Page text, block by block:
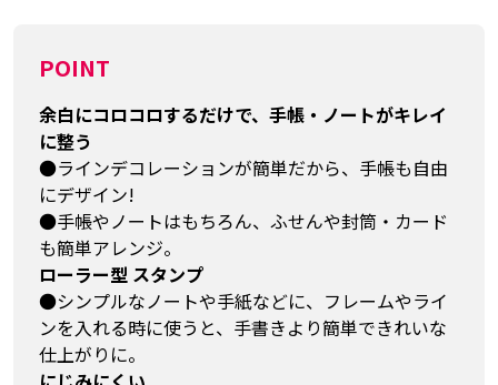
POINT
余白にコロコロするだけで、手帳・ノートがキレイ
に整う
●ラインデコレーションが簡単だから、手帳も自由
にデザイン!
●手帳やノートはもちろん、ふせんや封筒・カード
も簡単アレンジ。
ローラー型 スタンプ
●シンプルなノートや手紙などに、フレームやライ
ンを入れる時に使うと、手書きより簡単できれいな
仕上がりに。